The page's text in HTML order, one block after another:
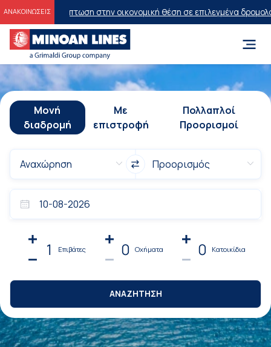
ΑΝΑΚΟΙΝΩΣΕΙΣ
έκπτωση στην οικονομική θέση σε επιλεγμένα δρομολόγια θέρους
Μονή
διαδρομή
Με
επιστροφή
Πολλαπλοί
Προορισμοί
1 Επιβάτες 0 Οχήματα 0 Κατοικίδια
ΑΝΑΖΗΤΗΣΗ